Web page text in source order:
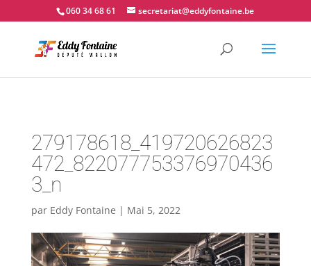
📍 Couvin - 060.34.68.61
060 34 68 61 secretariat@eddyfontaine.be
279178618_419720626823
472_822077753376970436
3_n
par Eddy Fontaine | Mai 5, 2022